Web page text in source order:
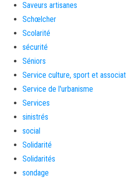
Saveurs artisanes
Schœlcher
Scolarité
sécurité
Séniors
Service culture, sport et
Service de l'urbanisme
Services
sinistrés
social
Solidarité
Solidarités
sondage